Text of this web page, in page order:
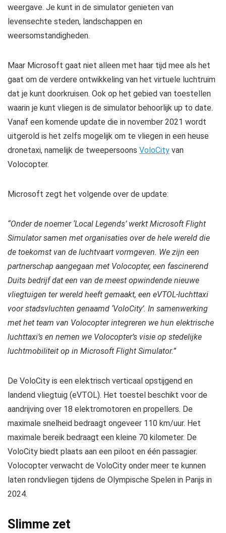
weergave. Je kunt in de simulator genieten van
levensechte steden, landschappen en
weersomstandigheden.
Maar Microsoft gaat niet alleen met haar tijd mee als het
gaat om de verdere ontwikkeling van het virtuele luchtruim
dat je kunt doorkruisen. Ook op het gebied van toestellen
waarin je kunt vliegen is de simulator behoorlijk up to date.
Vanaf een komende update die in november 2021 wordt
uitgerold is het zelfs mogelijk om te vliegen in een heuse
dronetaxi, namelijk de tweepersoons VoloCity van
Volocopter.
Microsoft zegt het volgende over de update:
“Onder de noemer ‘Local Legends’ werkt Microsoft Flight
Simulator samen met organisaties over de hele wereld die
de toekomst van de luchtvaart vormgeven. We zijn een
partnerschap aangegaan met Volocopter, een fascinerend
Duits bedrijf dat een van de meest opwindende nieuwe
vliegtuigen ter wereld heeft gemaakt, een eVTOL-luchttaxi
voor stadsvluchten genaamd ‘VoloCity’. In samenwerking
met het team van Volocopter integreren we hun elektrische
luchttaxi’s en nemen we Volocopter’s visie op stedelijke
luchtmobiliteit op in Microsoft Flight Simulator.”
De VoloCity is een elektrisch verticaal opstijgend en
landend vliegtuig (eVTOL). Het toestel beschikt voor de
aandrijving over 18 elektromotoren en propellers. De
maximale snelheid bedraagt ongeveer 110 km/uur. Het
maximale bereik bedraagt een kleine 70 kilometer. De
VoloCity biedt plaats aan een piloot en één passagier.
Volocopter verwacht de VoloCity onder meer te kunnen
laten rondvliegen tijdens de Olympische Spelen in Parijs in
2024.
Slimme zet